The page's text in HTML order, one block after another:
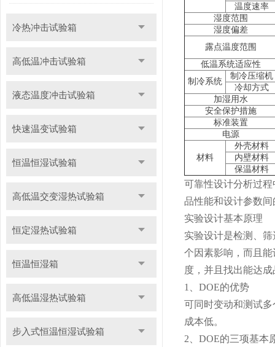
冷热冲击试验箱
高低温冲击试验箱
液态温度冲击试验箱
快速温变试验箱
恒温恒湿试验箱
高低温交变湿热试验箱
恒定湿热试验箱
恒温恒湿箱
高低温湿热试验箱
步入式恒温恒湿试验箱
温度速率
湿度范围
湿度偏差
露点温度范围
低温系统适应性
制冷系统
制冷压缩机
冷却方式
加湿用水
安全保护措施
标准装置
电源
材料
外壳材料
内壁材料
保温材料
可靠性设计分析过
品性能和设计参数
实验设计基本原理
实验设计是检测、
个因素影响，而且
度，并且找出能达
1、DOE的优势
可同时变动和测试
成本低。
2、DOE的三项基本